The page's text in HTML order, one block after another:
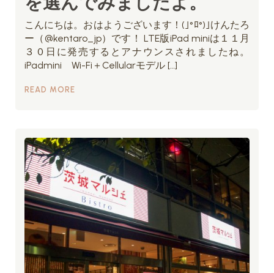
こんにちは。おはようございます！(｣°ﾛ°)｣けんたろ
ー（@kentaro_jp）です！ LTE版iPad miniは１１月
３０日に発売するとアナウンスされましたね。
iPadmini Wi-Fi＋Cellularモデル […]
READ MORE